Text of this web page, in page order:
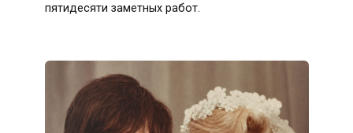
пятидесяти заметных работ.